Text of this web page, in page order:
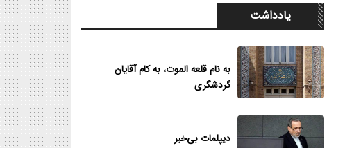
یادداشت
به نام قلعه الموت، به کام آقایان
گردشگری
دیپلمات بی‌خبر